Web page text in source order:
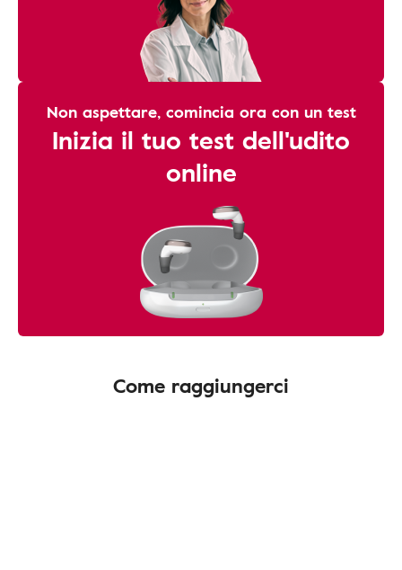
Non aspettare, comincia ora con un test
Inizia il tuo test dell'udito
online
Come raggiungerci